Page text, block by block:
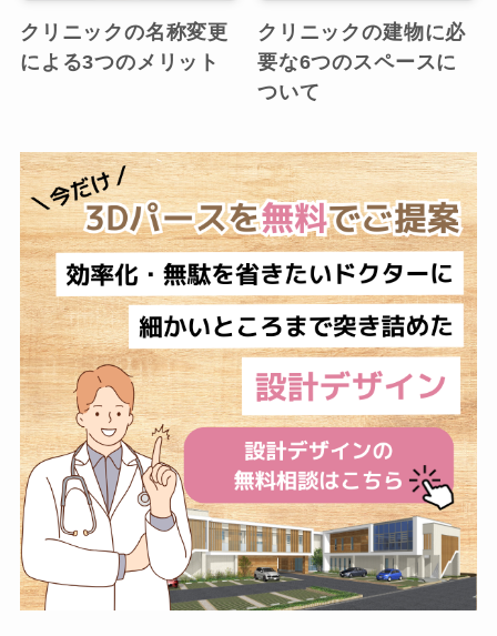
クリニックの名称変更
による3つのメリット
クリニックの建物に必
要な6つのスペースに
ついて